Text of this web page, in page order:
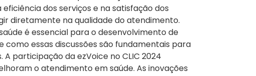
dos serviços e na satisfação dos
diretamente na qualidade do atendimento.
é essencial para o desenvolvimento de
como essas discussões são fundamentais para
participação da ezVoice no CLIC 2024
o atendimento em saúde. As inovações